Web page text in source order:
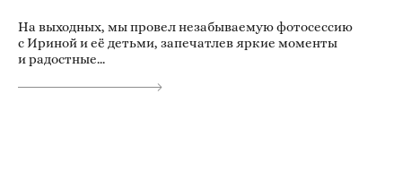
На выходных, мы провел незабываемую фотосессию
с Ириной и её детьми, запечатлев яркие моменты
и радостные...